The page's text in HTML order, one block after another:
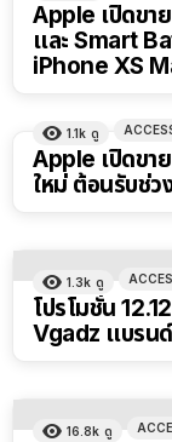
Apple เปิดขา
และ Smart
iPhone XS
1.1k ดู
Apple เปิดขา
ใหม่ ต้อนรับช่
1.3k ดู
โปรโมชั่น
Vgadz แบรน
16.8k ดู